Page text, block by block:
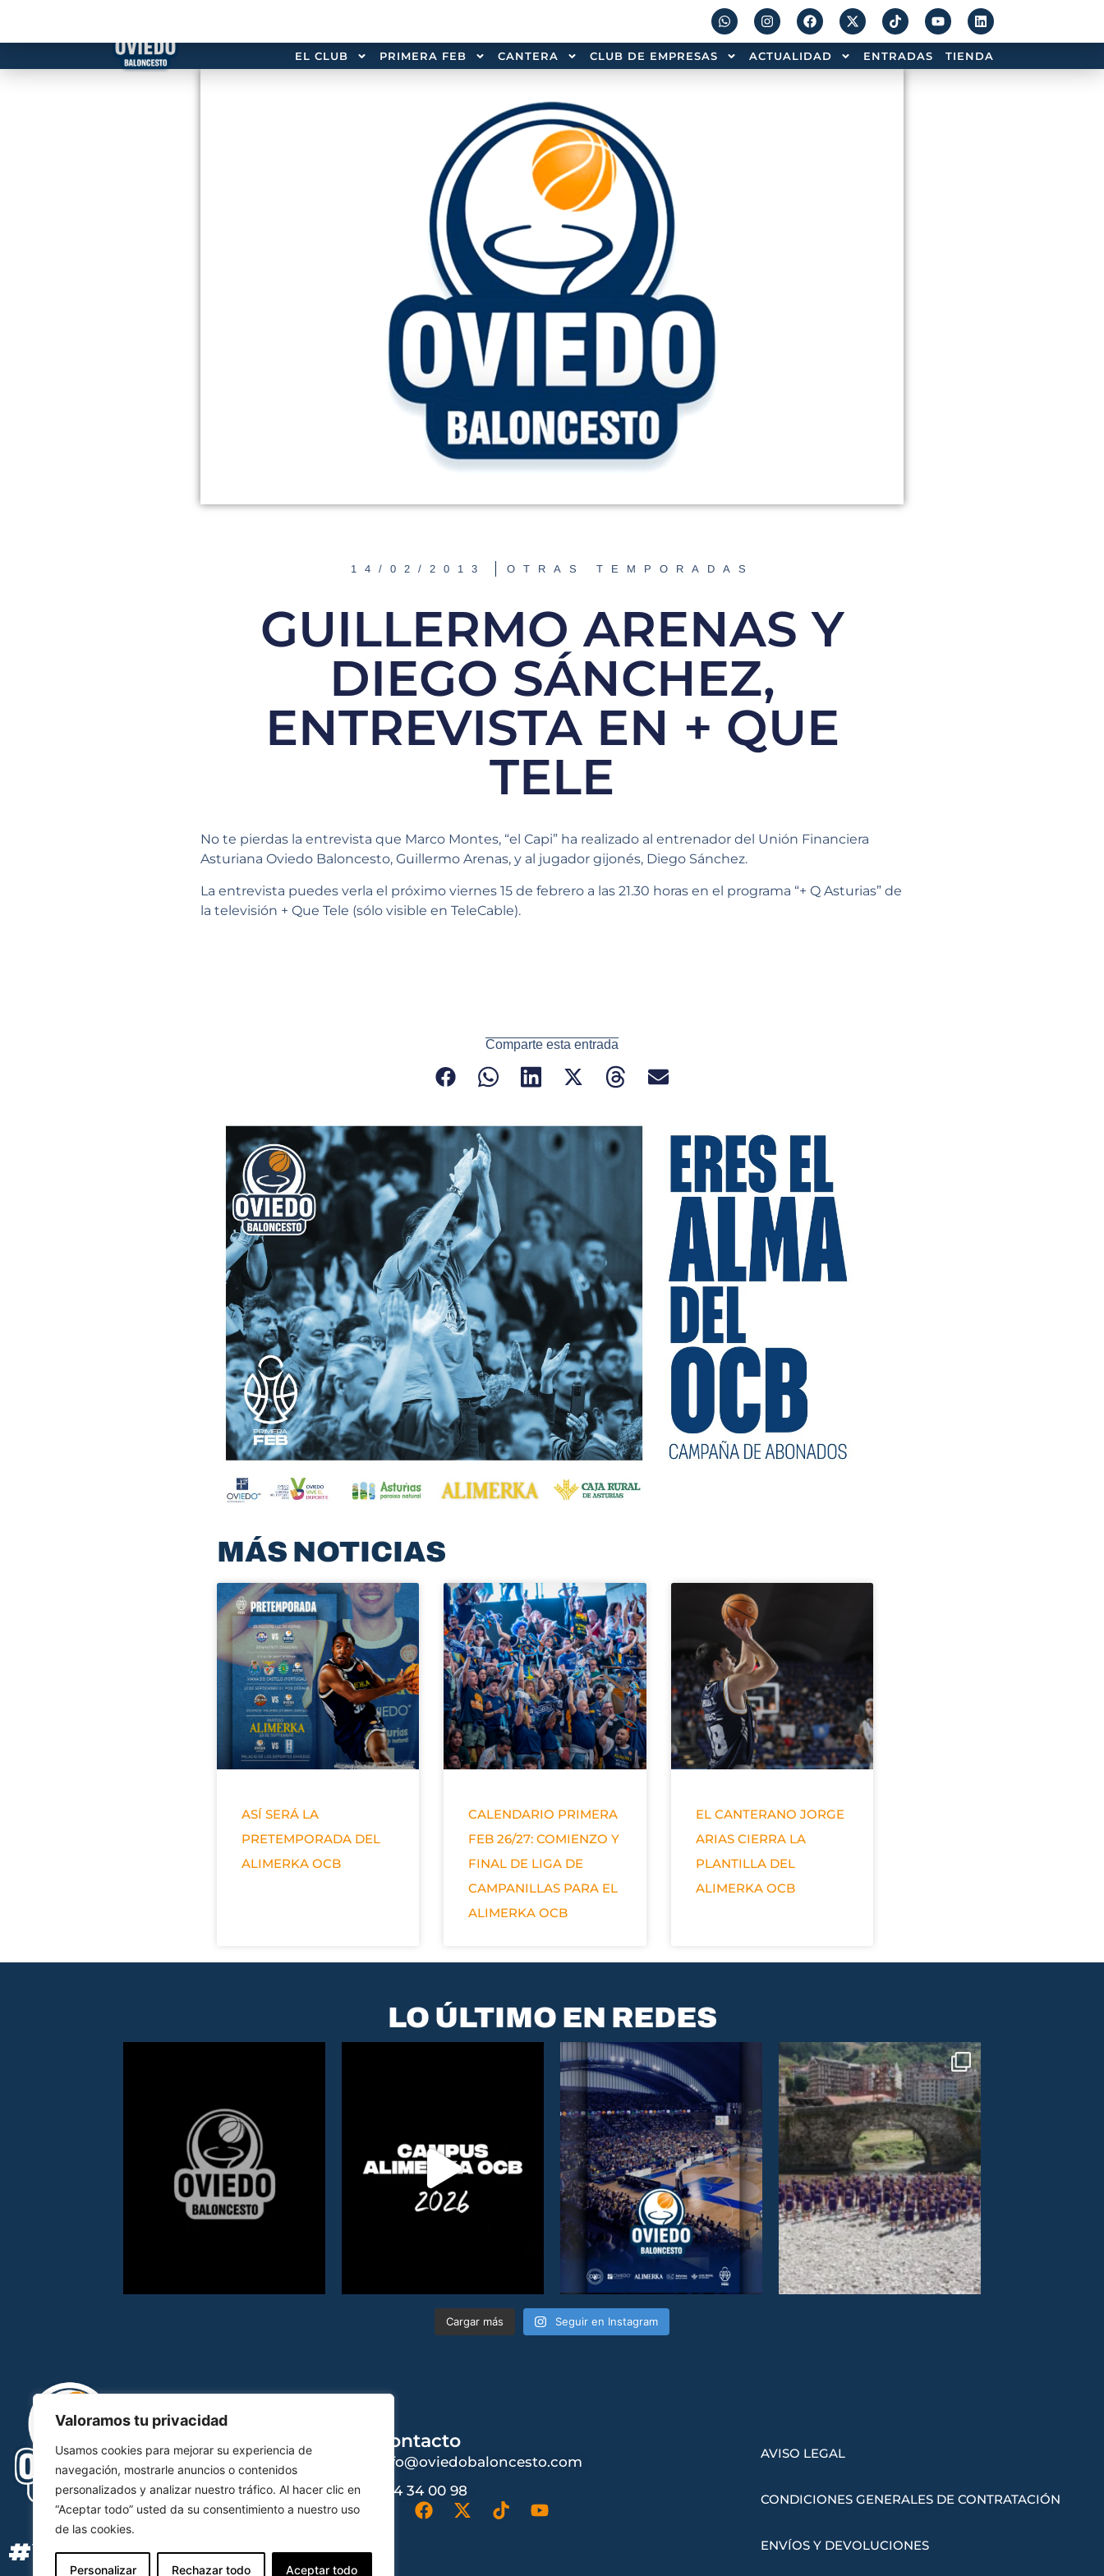
Valoramos tu privacidad
Usamos cookies para mejorar su experiencia de
navegación, mostrarle anuncios o contenidos
personalizados y analizar nuestro tráfico. Al hacer clic en
“Aceptar todo” usted da su consentimiento a nuestro uso
de las cookies.
Personalizar Rechazar todo Aceptar todo
EL CLUB PRIMERA FEB CANTERA CLUB DE EMPRESAS ACTUALIDAD ENTRADAS TIENDA
14/02/2013 OTRAS TEMPORADAS
GUILLERMO ARENAS Y
DIEGO SÁNCHEZ,
ENTREVISTA EN + QUE
TELE
No te pierdas la entrevista que Marco Montes, “el Capi” ha realizado al entrenador del Unión Financiera
Asturiana Oviedo Baloncesto, Guillermo Arenas, y al jugador gijonés, Diego Sánchez.
La entrevista puedes verla el próximo viernes 15 de febrero a las 21.30 horas en el programa “+ Q Asturias” de
la televisión + Que Tele (sólo visible en TeleCable).
Comparte esta entrada
MÁS NOTICIAS
ASÍ SERÁ LA
PRETEMPORADA DEL
ALIMERKA OCB
CALENDARIO PRIMERA
FEB 26/27: COMIENZO Y
FINAL DE LIGA DE
CAMPANILLAS PARA EL
ALIMERKA OCB
EL CANTERANO JORGE
ARIAS CIERRA LA
PLANTILLA DEL
ALIMERKA OCB
LO ÚLTIMO EN REDES
Cargar más Seguir en Instagram
#YOSOYOCB
Contacto
info@oviedobaloncesto.com
984 34 00 98
AVISO LEGAL
CONDICIONES GENERALES DE CONTRATACIÓN
ENVÍOS Y DEVOLUCIONES